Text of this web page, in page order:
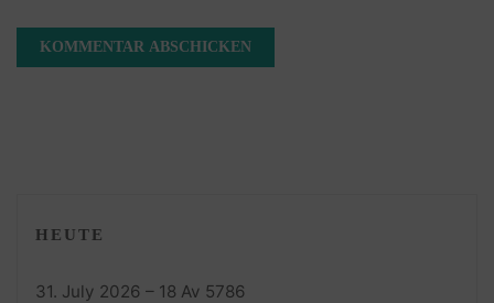
HEUTE
31. July 2026 – 18 Av 5786